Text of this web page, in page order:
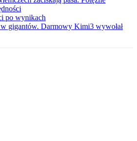
po wynikach
gigantów. Darmowy Kimi3 wywołał